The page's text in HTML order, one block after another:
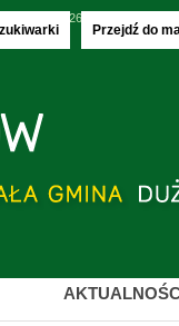
Przejdź do
10.08.2026